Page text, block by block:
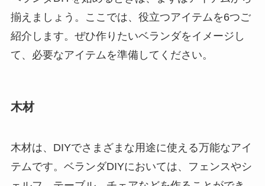
揃えましょう。ここでは、役立つアイテムを6つご
紹介します。ぜひ作りたいベランダをイメージし
て、必要なアイテムを準備してください。
木材
木材は、DIYでさまざまな用途に使える万能なアイ
テムです。ベランダDIYにおいては、フェンスやシ